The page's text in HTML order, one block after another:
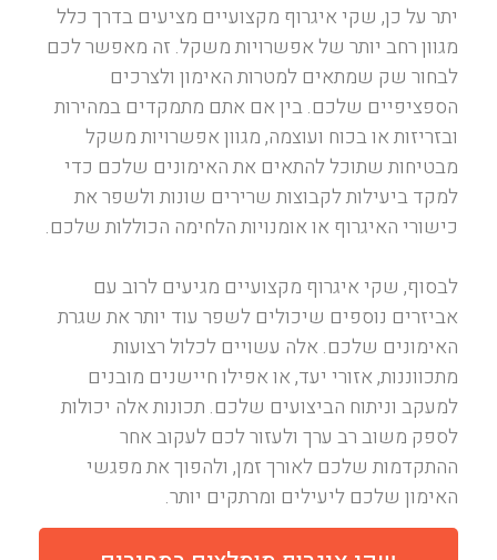
יתר על כן, שקי איגרוף מקצועיים מציעים בדרך כלל
מגוון רחב יותר של אפשרויות משקל. זה מאפשר לכם
לבחור שק שמתאים למטרות האימון ולצרכים
הספציפיים שלכם. בין אם אתם מתמקדים במהירות
ובזריזות או בכוח ועוצמה, מגוון אפשרויות משקל
מבטיחות שתוכל להתאים את האימונים שלכם כדי
למקד ביעילות לקבוצות שרירים שונות ולשפר את
כישורי האיגרוף או אומנויות הלחימה הכוללות שלכם.
לבסוף, שקי איגרוף מקצועיים מגיעים לרוב עם
אביזרים נוספים שיכולים לשפר עוד יותר את שגרת
האימונים שלכם. אלה עשויים לכלול רצועות
מתכווננות, אזורי יעד, או אפילו חיישנים מובנים
למעקב וניתוח הביצועים שלכם. תכונות אלה יכולות
לספק משוב רב ערך ולעזור לכם לעקוב אחר
ההתקדמות שלכם לאורך זמן, ולהפוך את מפגשי
האימון שלכם ליעילים ומרתקים יותר.